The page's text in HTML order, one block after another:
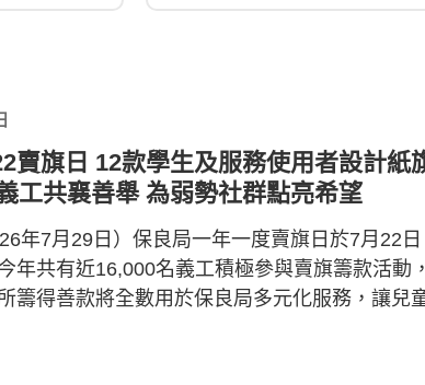
賣旗日 12款學生及服務使用者設計紙
工共襄善舉 為弱勢社群點亮希望
年7月29日）保良局一年一度賣旗日於7月22
年共有近16,000名義工積極參與賣旗籌款活動
籌得善款將全數用於保良局多元化服務，讓兒